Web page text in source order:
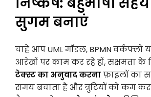
सुगम बनाएं
चाहे आप UML मॉडल, BPMN वर्कफ्लो
आरेखों पर काम कर रहे हों, सक्षमता के
टेक्स्ट का अनुवाद करनाफ़ाइलों का
समय बचाता है और त्रुटियों को कम